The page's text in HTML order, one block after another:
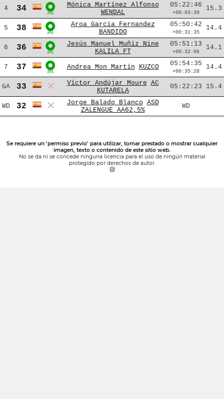
4 34
Mónica Martínez Alfonso
WENDAL
05:22:46
+00:03:39
15.3
5 38
Aroa Garcia Fernandez
BANDIDO
05:50:42
+00:31:35
14.4
6 36
Jesús Manuel Muñiz Nine
KALILA FT
05:51:13
+00:32:06
14.1
7 37 Andrea Mon Martín KUZCO 05:54:35
+00:35:28
14.4
GA 33 Víctor Andújar Moure AC
KUTARELA
05:22:23 15.4
WD 32 Jorge Balado Blanco ASD
ZALENGUE AA62,5%
WD
Se requiere un ‘permiso previo’ para utilizar, tomar prestado o mostrar cualquier
imagen, texto o contenido de este sitio web.
No se da ni se concede ninguna licencia para el uso de ningún material
protegido por derechos de autor.